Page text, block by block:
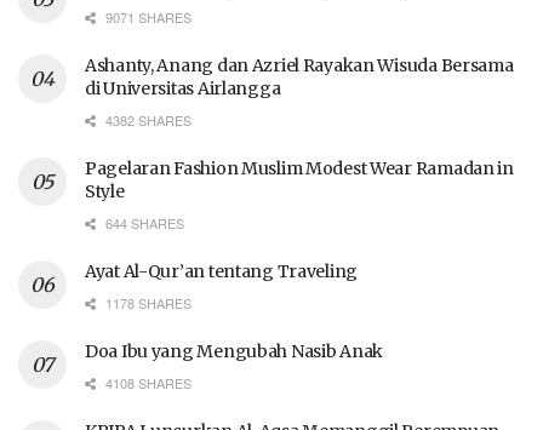
9071 SHARES
Ashanty, Anang dan Azriel Rayakan Wisuda Bersama
di Universitas Airlangga
4382 SHARES
Pagelaran Fashion Muslim Modest Wear Ramadan in
Style
644 SHARES
Ayat Al-Qur’an tentang Traveling
1178 SHARES
Doa Ibu yang Mengubah Nasib Anak
4108 SHARES